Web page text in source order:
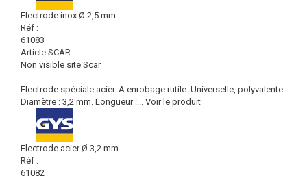
Electrode inox Ø 2,5 mm
Réf :
61083
Article SCAR
Non visible site Scar
Electrode spéciale acier. A enrobage rutile. Universelle, polyvalente.
Diamètre : 3,2 mm. Longueur :... Voir le produit
Electrode acier Ø 3,2 mm
Réf :
61082